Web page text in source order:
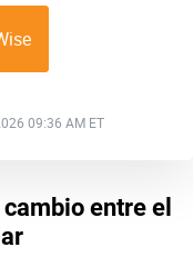
09:36 AM ET
entre el